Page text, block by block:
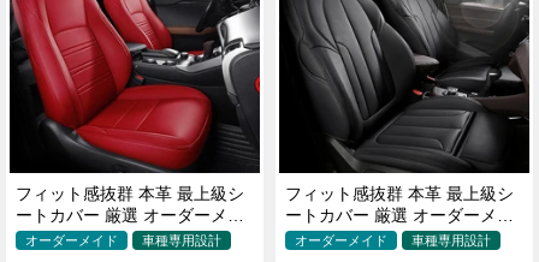
フィット感抜群 本革 最上級シ
ートカバー 厳選 オーダーメイ
ド 防水 雰囲気 全席セット
オーダーメイド 車種専用設計
フィット感抜群 本革 最上級シ
ートカバー 厳選 オーダーメイ
ド 防水 雰囲気 全席セット
オーダーメイド 車種専用設計